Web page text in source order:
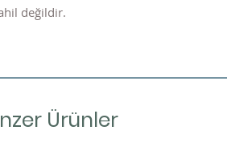
değildir.
Ürünler